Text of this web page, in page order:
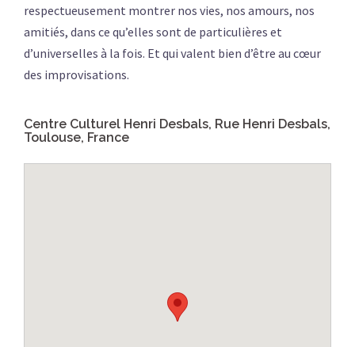
respectueusement montrer nos vies, nos amours, nos
amitiés, dans ce qu’elles sont de particulières et
d’universelles à la fois. Et qui valent bien d’être au cœur
des improvisations.
Centre Culturel Henri Desbals, Rue Henri Desbals,
Toulouse, France